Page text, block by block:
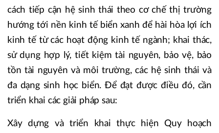
cách tiếp cận hệ sinh thái theo cơ chế thị trường
hướng tới nền kinh tế biển xanh để hài hòa lợi ích
kinh tế từ các hoạt động kinh tế ngành; khai thác,
sử dụng hợp lý, tiết kiệm tài nguyên, bảo vệ, bảo
tồn tài nguyên và môi trường, các hệ sinh thái và
đa dạng sinh học biển. Để đạt được điều đó, cần
triển khai các giải pháp sau:
Xây dựng và triển khai thực hiện Quy hoạch